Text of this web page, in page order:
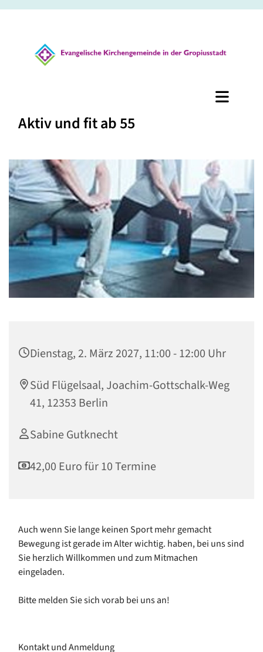
Aktiv und fit ab 55
Dienstag, 2. März 2027, 11:00 - 12:00 Uhr
Süd Flügelsaal, Joachim-Gottschalk-Weg
41, 12353 Berlin
Sabine Gutknecht
42,00 Euro für 10 Termine
Auch wenn Sie lange keinen Sport mehr gemacht
Bewegung ist gerade im Alter wichtig. haben, bei uns sind
Sie herzlich Willkommen und zum Mitmachen
eingeladen.
Bitte melden Sie sich vorab bei uns an!
Kontakt und Anmeldung